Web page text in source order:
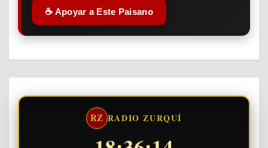
☕ Apoyar a Este Paisano
RZ RADIO ZURQUÍ